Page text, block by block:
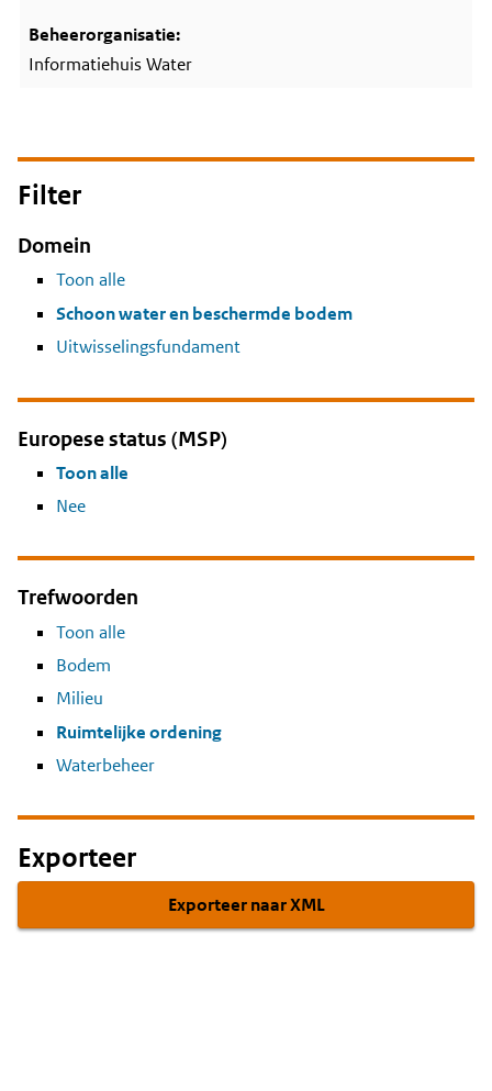
Informatiehuis Water
Filter
Domein
Toon alle
Schoon water en beschermde bodem
Uitwisselingsfundament
Europese status (MSP)
Toon alle
Nee
Trefwoorden
Toon alle
Bodem
Milieu
Ruimtelijke ordening
Waterbeheer
Exporteer
Exporteer naar XML